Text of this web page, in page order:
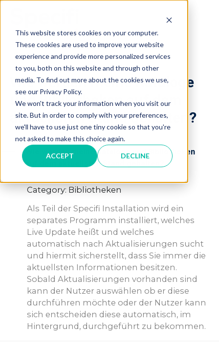
This website stores cookies on your computer.
These cookies are used to improve your website
experience and provide more personalized services
to you, both on this website and through other
media. To find out more about the cookies we use,
see our Privacy Policy.
We won't track your information when you visit our
site. But in order to comply with your preferences,
we'll have to use just one tiny cookie so that you're
not asked to make this choice again.
ACCEPT DECLINE
content
Wie werden meine Kataloge
und Bibliotheken auf dem
aktuellsten Stand gehalten?
Wie werden meine Kataloge und Bibliotheken
auf dem aktuellsten Stand gehalten?
Category: Bibliotheken
Als Teil der Specifi Installation wird ein
separates Programm installiert, welches
Live Update heißt und welches
automatisch nach Aktualisierungen sucht
und hiermit sicherstellt, dass Sie immer die
aktuellsten Informationen besitzen.
Sobald Aktualisierungen vorhanden sind
kann der Nutzer auswählen ob er diese
durchführen möchte oder der Nutzer kann
sich entscheiden diese automatisch, im
Hintergrund, durchgeführt zu bekommen.